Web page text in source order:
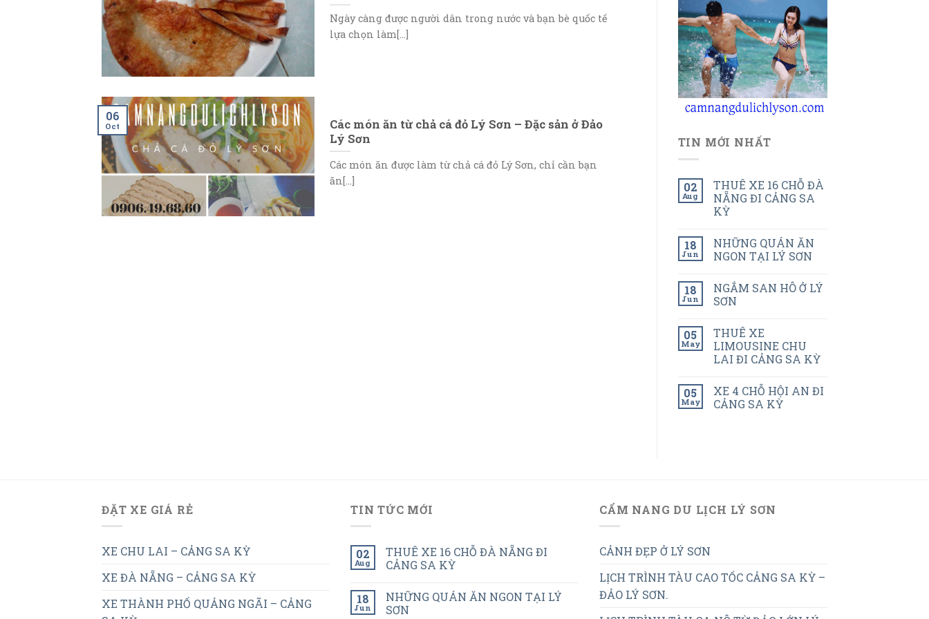
Ngày càng được người dân trong nước và bạn bè quốc tế
lựa chọn làm[...]
Các món ăn từ chả cá đỏ Lý Sơn – Đặc sản ở Đảo
Lý Sơn
Các món ăn được làm từ chả cá đỏ Lý Sơn, chỉ cần bạn
ăn[...]
06
Oct
TIN MỚI NHẤT
02
Aug
THUÊ XE 16 CHỖ ĐÀ
NẴNG ĐI CẢNG SA
KỲ
18
Jun
NHỮNG QUÁN ĂN
NGON TẠI LÝ SƠN
18
Jun
NGẮM SAN HÔ Ở LÝ
SƠN
05
May
THUÊ XE
LIMOUSINE CHU
LAI ĐI CẢNG SA KỲ
05
May
XE 4 CHỖ HỘI AN ĐI
CẢNG SA KỲ
ĐẶT XE GIÁ RẺ
XE CHU LAI – CẢNG SA KỲ
XE ĐÀ NẴNG – CẢNG SA KỲ
XE THÀNH PHỐ QUẢNG NGÃI – CẢNG
TIN TỨC MỚI
02
Aug
THUÊ XE 16 CHỖ ĐÀ NẴNG ĐI
CẢNG SA KỲ
18
Jun
NHỮNG QUÁN ĂN NGON TẠI LÝ
SƠN
CẨM NANG DU LỊCH LÝ SƠN
CẢNH ĐẸP Ở LÝ SƠN
LỊCH TRÌNH TÀU CAO TỐC CẢNG SA KỲ –
ĐẢO LÝ SƠN.